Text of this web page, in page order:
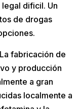
dificil. Un
de drogas
La fabricación de
y producción
a gran
localmente a